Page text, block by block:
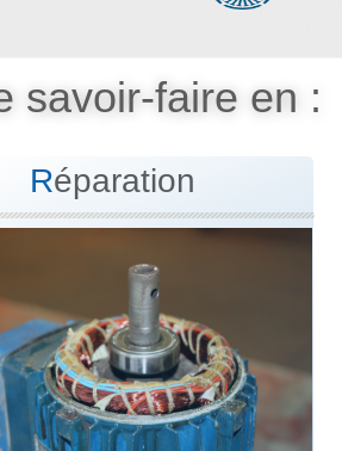
savoir-faire en :
Réparation